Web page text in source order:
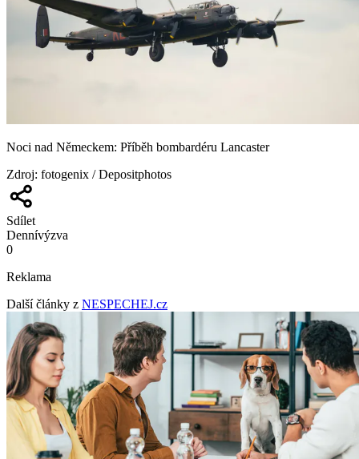
Noci nad Německem: Příběh bombardéru Lancaster
Zdroj: fotogenix / Depositphotos
Sdílet
Dennívýzva
0
Reklama
Další články z NESPECHEJ.cz